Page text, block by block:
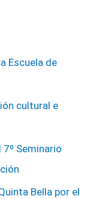
Escuela de
cultural e
Seminario
Bella por el